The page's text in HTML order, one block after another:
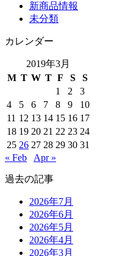
新商品情報
未分類
カレンダー
2019年3月
M T W T F S
S
1
2
3
4
5 6 7 8 9
10
11 12 13 14 15 16 17
18 19 20 21 22 23 24
25 26 27 28 29 30 31
« Feb
Apr »
過去の記事
2026年7月
2026年6月
2026年5月
2026年4月
2026年3月